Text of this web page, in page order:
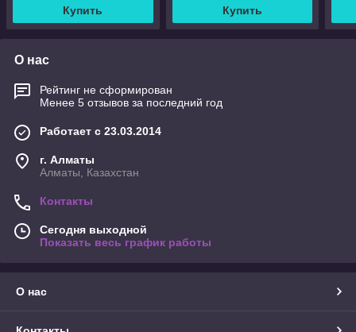
Купить Купить
О нас
Рейтинг не сформирован
Менее 5 отзывов за последний год
Работает с 23.03.2014
г. Алматы
Алматы, Казахстан
Контакты
Сегодня выходной
Показать весь график работы
О нас